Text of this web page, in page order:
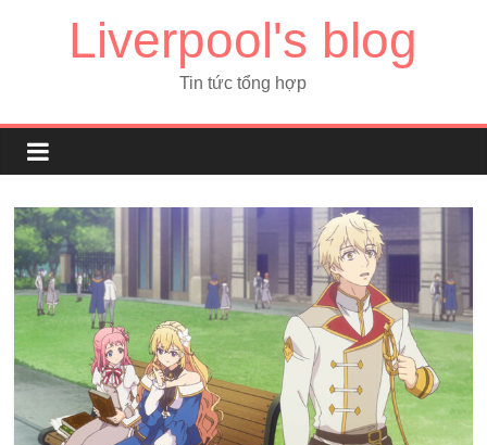
Liverpool's blog
Tin tức tổng hợp